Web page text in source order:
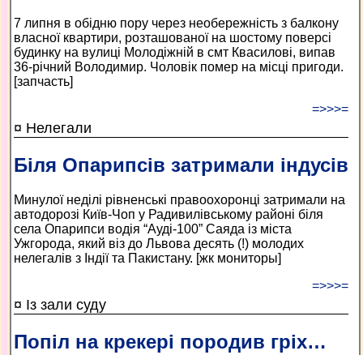
7 липня в обідню пору через необережність з балкону
власної квартири, розташованої на шостому поверсі
будинку на вулиці Молодіжній в смт Квасилові, випав
36-річний Володимир. Чоловік помер на місці пригоди.
[запчасть]
=>>>=
¤ Нелегали
Біля Опарипсів затримали індусів
Минулої неділі рівненські правоохоронці затримали на
автодорозі Київ-Чоп у Радивилівському районі біля
села Опарипси водія “Ауді-100” Саяда із міста
Ужгорода, який віз до Львова десять (!) молодих
нелегалів з Індії та Пакистану. [жк мониторы]
=>>>=
¤ Із зали суду
Попіл на крекері породив гріх…